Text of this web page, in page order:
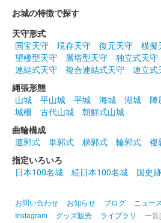
販売終了
沼田城址 御城印 春分の日
沼田城跡 御城印
販売終了
販売終了
お城の特徴で探す
天守形式
国宝天守
現存天守 復元天守 模擬
望楼型天守
層塔型天守 独立式天守
連結式天守
複合連結式天守
連立式
縄張形態
山城
平山城 平城 海城 湖城 陣
城柵
古代山城
朝鮮式山城
曲輪構成
連郭式
単郭式 梯郭式 輪郭式 複
指定いろいろ
日本100名城
続日本100名城 国史跡
お問い合わせ お知らせ ブログ ニュース
Instagram
グッズ販売 ライブラリ 一覧[